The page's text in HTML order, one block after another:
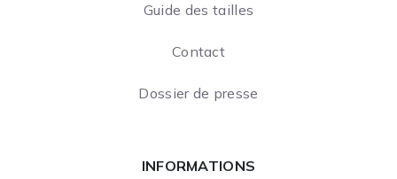
Guide des tailles
Contact
Dossier de presse
INFORMATIONS